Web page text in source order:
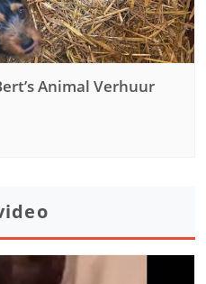
Animal Verhuur